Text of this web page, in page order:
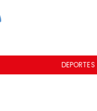
DEPORTES